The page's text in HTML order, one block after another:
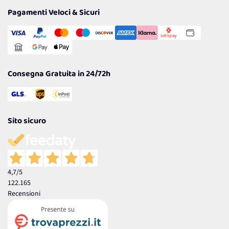
Cookie Policy
Gestisci Cookie
Reso Facile e Veloce
Pagamenti Veloci & Sicuri
Consegna Gratuita in 24/72h
Sito sicuro
4,7/5
122.165
Recensioni